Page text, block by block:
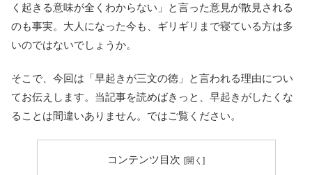
く起きる意味が全くわからない」と言った意見が散見される
のも事実。大人になった今も、ギリギリまで寝ている方は多
いのではないでしょうか。
そこで、今回は「早起きが三文の徳」と言われる理由につい
てお伝えします。当記事を読めばきっと、早起きがしたくな
ることは間違いありません。ではご覧ください。
コンテンツ目次